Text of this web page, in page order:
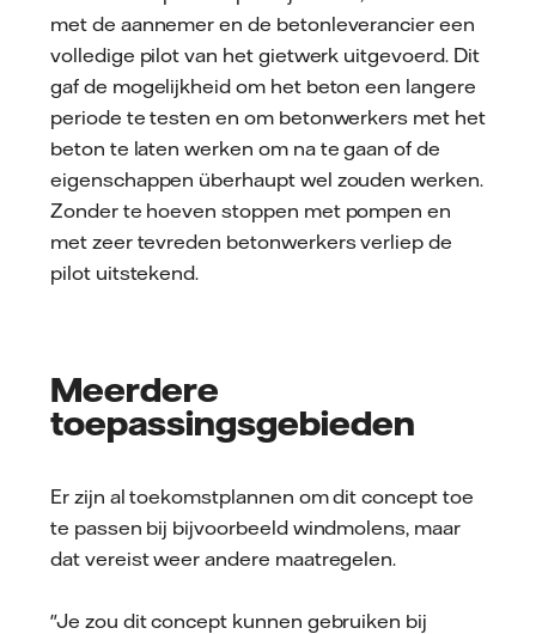
met de aannemer en de betonleverancier een
volledige pilot van het gietwerk uitgevoerd. Dit
gaf de mogelijkheid om het beton een langere
periode te testen en om betonwerkers met het
beton te laten werken om na te gaan of de
eigenschappen überhaupt wel zouden werken.
Zonder te hoeven stoppen met pompen en
met zeer tevreden betonwerkers verliep de
pilot uitstekend.
Meerdere
toepassingsgebieden
Er zijn al toekomstplannen om dit concept toe
te passen bij bijvoorbeeld windmolens, maar
dat vereist weer andere maatregelen.
"Je zou dit concept kunnen gebruiken bij